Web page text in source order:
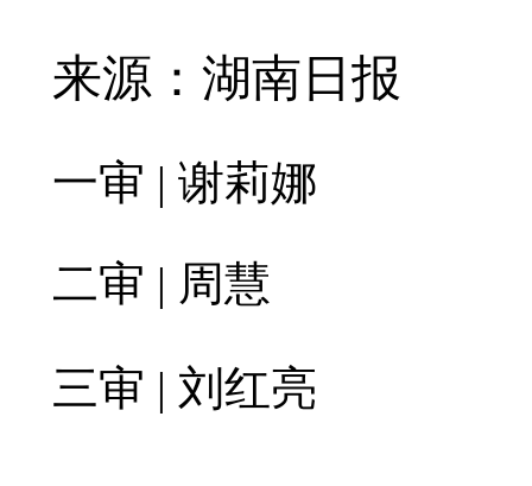
来源：湖南日报
一审 | 谢莉娜
二审 | 周慧
三审 | 刘红亮